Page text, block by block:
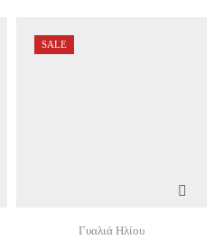
SALE
Γυαλιά Ηλίου